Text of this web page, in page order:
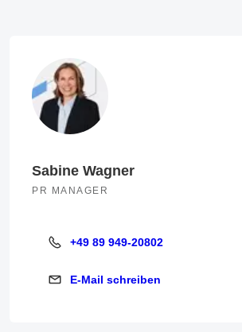
Sabine Wagner
PR MANAGER
+49 89 949-20802
+49 89 949-20802
E-Mail schreiben
E-Mail schreiben